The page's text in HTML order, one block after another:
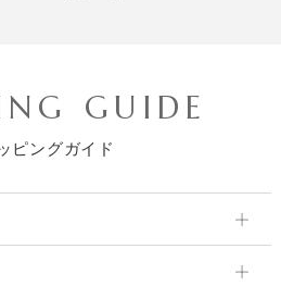
GUIDE
ピングガイド